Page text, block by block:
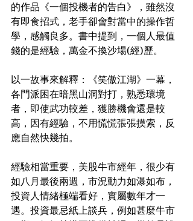
的作品《一個投機者的告白》，雖然沒
有即食招式，老手卻會對當中的操作哲
學，感觸良多。書中提到，一個人最值
錢的是經驗，萬金不換沙場(經)歷。
以一故事來解釋：《笑傲江湖》一幕，
各門派困在暗黑山洞對打，熟悉環境
者，即使武功較差，獲勝機會還是較
高，因有經驗，不用慌慌張張摸索，反
應自然快幾拍。
經驗相當重要，美股牛市經年，很少有
如八月最後兩週，市況動力如瀑如布，
投資人情緒極端看好，實屬數年才一
遇。投資最忌紙上談兵，例如甚麼牛市